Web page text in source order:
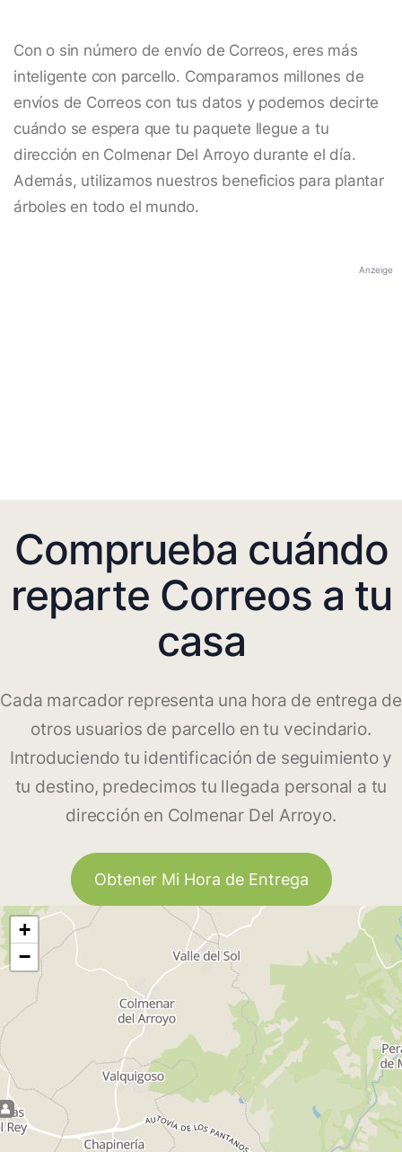
Con o sin número de envío de Correos, eres más
inteligente con parcello. Comparamos millones de
envíos de Correos con tus datos y podemos decirte
cuándo se espera que tu paquete llegue a tu
dirección en Colmenar Del Arroyo durante el día.
Además, utilizamos nuestros beneficios para plantar
árboles en todo el mundo.
Anzeige
Comprueba cuándo
reparte Correos a tu
casa
Cada marcador representa una hora de entrega de
otros usuarios de parcello en tu vecindario.
Introduciendo tu identificación de seguimiento y
tu destino, predecimos tu llegada personal a tu
dirección en Colmenar Del Arroyo.
Obtener Mi Hora de Entrega
+
−